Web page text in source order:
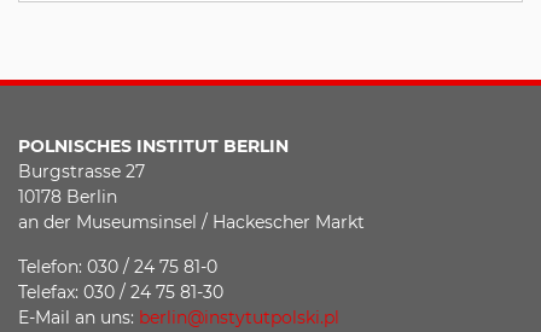
POLNISCHES INSTITUT BERLIN
Burgstrasse 27
10178 Berlin
an der Museumsinsel / Hackescher Markt
Telefon: 030 / 24 75 81-0
Telefax: 030 / 24 75 81-30
E-Mail an uns: berlin@instytutpolski.pl